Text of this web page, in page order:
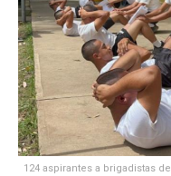
124 aspirantes a brigadistas